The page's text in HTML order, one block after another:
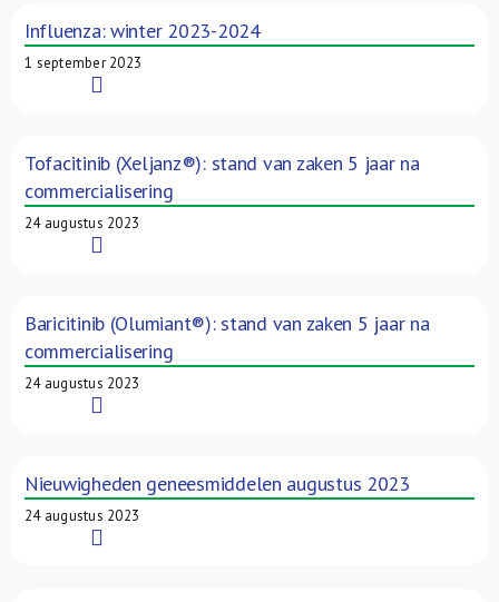
Influenza: winter 2023-2024
1 september 2023
Tofacitinib (Xeljanz®): stand van zaken 5 jaar na
commercialisering
24 augustus 2023
Baricitinib (Olumiant®): stand van zaken 5 jaar na
commercialisering
24 augustus 2023
Nieuwigheden geneesmiddelen augustus 2023
24 augustus 2023